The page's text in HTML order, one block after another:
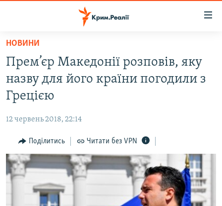
Перейти
основного
матеріалу
Перейти
до
основної
навігації
Перейти
до
пошуку
НОВИНИ
ВОДА.КРИМ
ВІДЕО ТА ФОТО
БЛОГИ
ПОГЛЯД
ІНТЕРВ'Ю
ВСЕ ЗА ДЕНЬ
СПЕЦПРОЕКТИ
НОВИНИ
Прем’єр Македонії розповів, яку
назву для його країни погодили з
Грецією
12 червень 2018, 22:14
Поділитись Читати без VPN